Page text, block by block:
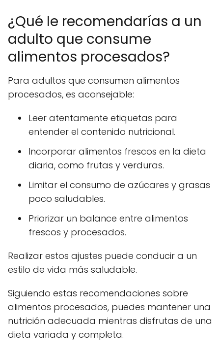
¿Qué le recomendarías a un
adulto que consume
alimentos procesados?
Para adultos que consumen alimentos
procesados, es aconsejable:
Leer atentamente etiquetas para
entender el contenido nutricional.
Incorporar alimentos frescos en la dieta
diaria, como frutas y verduras.
Limitar el consumo de azúcares y grasas
poco saludables.
Priorizar un balance entre alimentos
frescos y procesados.
Realizar estos ajustes puede conducir a un
estilo de vida más saludable.
Siguiendo estas recomendaciones sobre
alimentos procesados, puedes mantener una
nutrición adecuada mientras disfrutas de una
dieta variada y completa.